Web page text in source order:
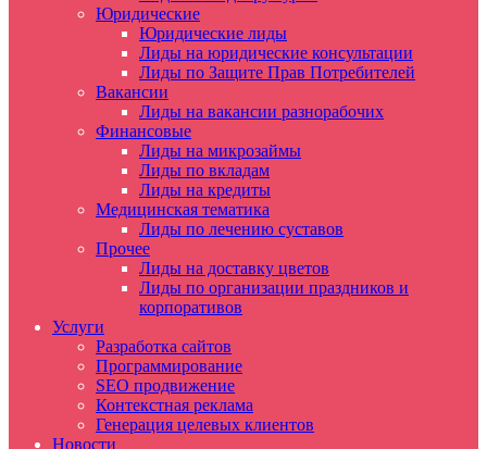
Юридические
Юридические лиды
Лиды на юридические консультации
Лиды по Защите Прав Потребителей
Вакансии
Лиды на вакансии разнорабочих
Финансовые
Лиды на микрозаймы
Лиды по вкладам
Лиды на кредиты
Медицинская тематика
Лиды по лечению суставов
Прочее
Лиды на доставку цветов
Лиды по организации праздников и
корпоративов
Услуги
Разработка сайтов
Программирование
SEO продвижение
Контекстная реклама
Генерация целевых клиентов
Новости